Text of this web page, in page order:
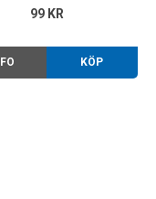
99 KR
KÖP